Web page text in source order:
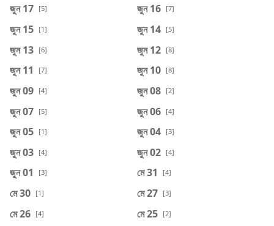
জুন 17 [5] জুন 16 [7]
জুন 15 [1] জুন 14 [5]
জুন 13 [6] জুন 12 [8]
জুন 11 [7] জুন 10 [8]
জুন 09 [4] জুন 08 [2]
জুন 07 [5] জুন 06 [4]
জুন 05 [1] জুন 04 [3]
জুন 03 [4] জুন 02 [4]
জুন 01 [3] মে 31 [4]
মে 30 [1] মে 27 [3]
মে 26 [4] মে 25 [2]